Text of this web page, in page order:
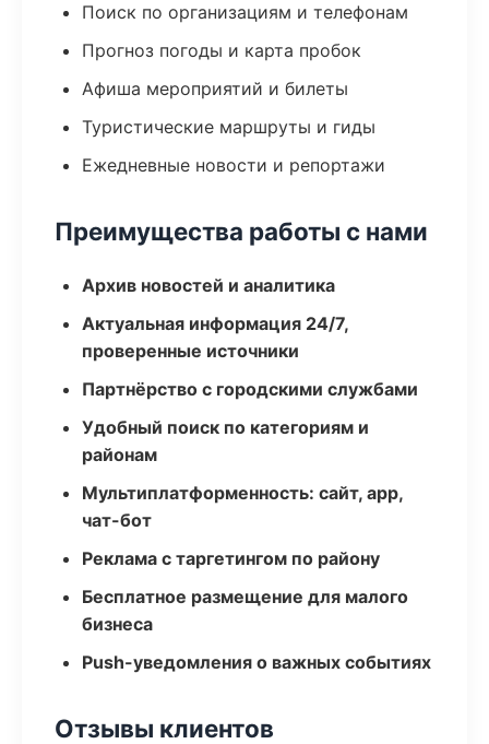
Поиск по организациям и телефонам
Прогноз погоды и карта пробок
Афиша мероприятий и билеты
Туристические маршруты и гиды
Ежедневные новости и репортажи
Преимущества работы с нами
Архив новостей и аналитика
Актуальная информация 24/7,
проверенные источники
Партнёрство с городскими службами
Удобный поиск по категориям и
районам
Мультиплатформенность: сайт, app,
чат-бот
Реклама с таргетингом по району
Бесплатное размещение для малого
бизнеса
Push-уведомления о важных событиях
Отзывы клиентов